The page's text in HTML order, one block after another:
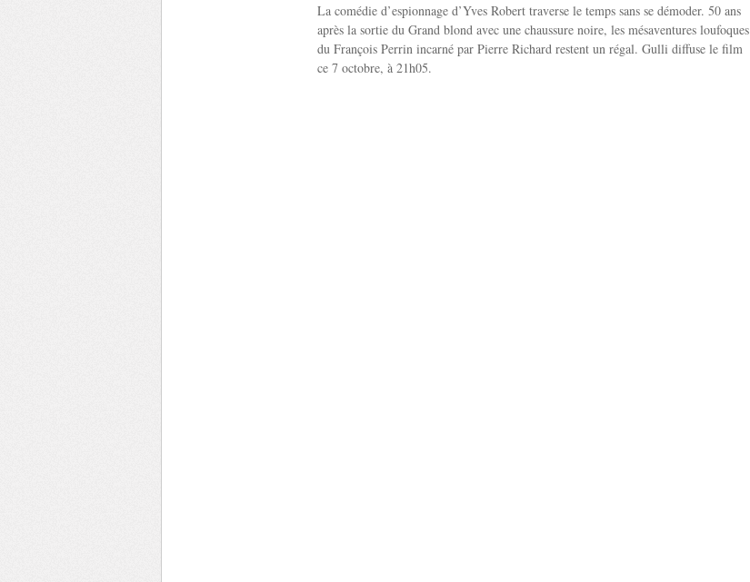
La comédie d’espionnage d’Yves Robert traverse le temps sans se démoder. 50 ans
après la sortie du Grand blond avec une chaussure noire, les mésaventures loufoques
du François Perrin incarné par Pierre Richard restent un régal. Gulli diffuse le film
ce 7 octobre, à 21h05.